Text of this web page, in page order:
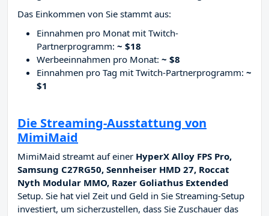
Das Einkommen von Sie stammt aus:
Einnahmen pro Monat mit Twitch-
Partnerprogramm: ~ $18
Werbeeinnahmen pro Monat: ~ $8
Einnahmen pro Tag mit Twitch-Partnerprogramm: ~
$1
Die Streaming-Ausstattung von
MimiMaid
MimiMaid streamt auf einer HyperX Alloy FPS Pro,
Samsung C27RG50, Sennheiser HMD 27, Roccat
Nyth Modular MMO, Razer Goliathus Extended
Setup. Sie hat viel Zeit und Geld in Sie Streaming-Setup
investiert, um sicherzustellen, dass Sie Zuschauer das